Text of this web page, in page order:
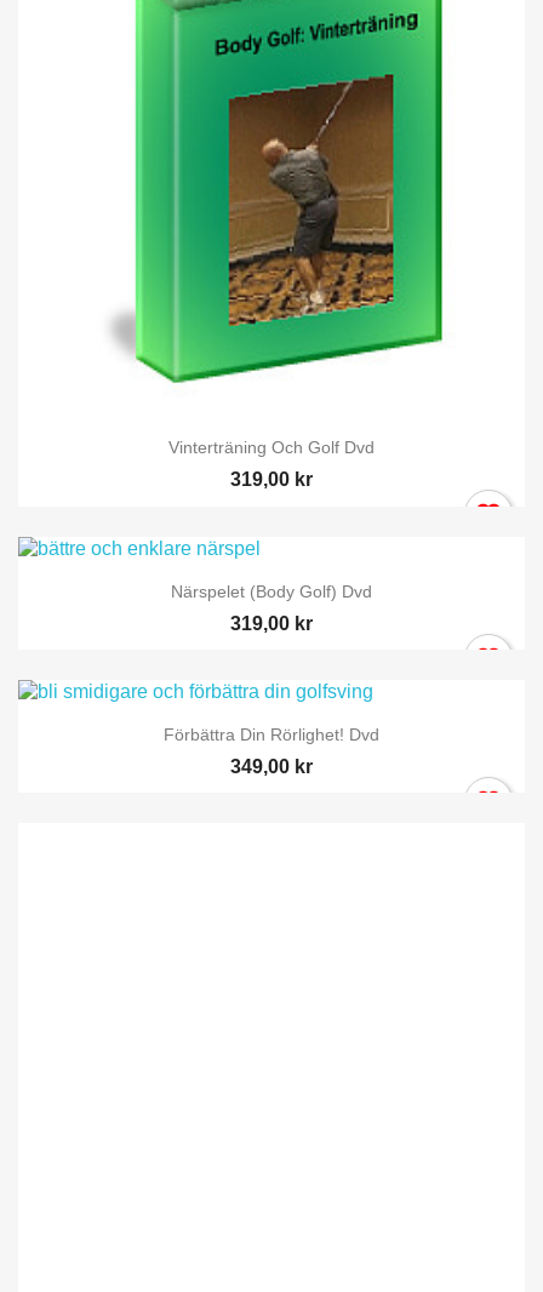
Vinterträning Och Golf Dvd
319,00 kr
Närspelet (Body Golf) Dvd
319,00 kr
Förbättra Din Rörlighet! Dvd
349,00 kr